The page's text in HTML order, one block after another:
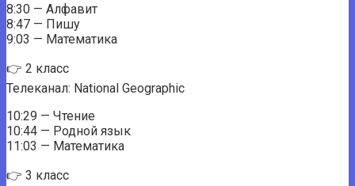
8:30 — Алфавит
8:47 — Пишу
9:03 — Математика
👉 2 класс
Телеканал: National Geographic
10:29 — Чтение
10:44 — Родной язык
11:03 — Математика
👉 3 класс